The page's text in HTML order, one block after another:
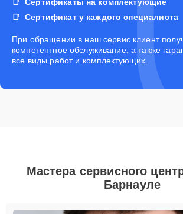
Сертификат у каждого специалиста
При обращении в наш сервис клиент
компетентное обслуживание, а также
все виды работ и комплектующих.
Мастера сервисного
Барнауле